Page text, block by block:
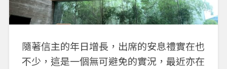
隨著信主的年日增長，出席的安息禮實在也
不少，這是一個無可避免的實況，最近亦在